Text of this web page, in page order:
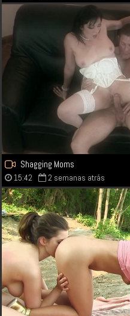
Shagging Moms
15:42 2 semanas atrás